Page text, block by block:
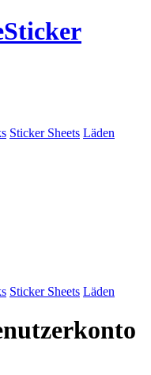
Sticker
Sticker Sheets Läden
Sticker Sheets Läden